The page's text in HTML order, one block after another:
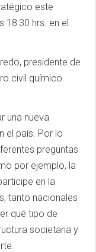
este
18:30 hrs. en el
presidente de
civil químico
una nueva
el país. Por lo
preguntas
por ejemplo, la
en la
tanto nacionales
qué tipo de
societaria y